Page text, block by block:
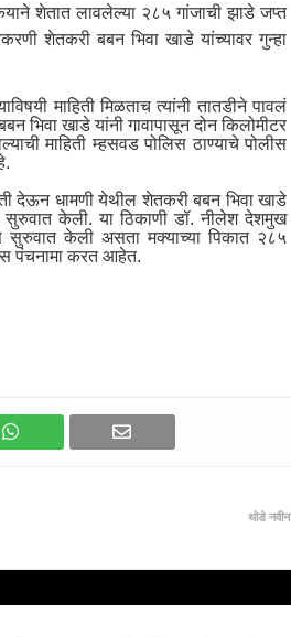
शेतात लावलेल्या २८५ गांजाची झाडे जप्त
शेतकरी बबन भिवा खाडे यांच्यावर गुन्हा
माहिती मिळताच त्यांनी तातडीने पावलं
भिवा खाडे यांनी गावापासून दोन किलोमीटर
माहिती म्हसवड पोलिस ठाण्याचे पोलीस
देऊन धामणी येथील शेतकरी बबन भिवा खाडे
सुरुवात केली. या ठिकाणी डॉ. नीलेश देशमुख
सुरुवात केली असता मक्याच्या पिकात २८५
पंचनामा करत आहेत.
थोडे नवीन